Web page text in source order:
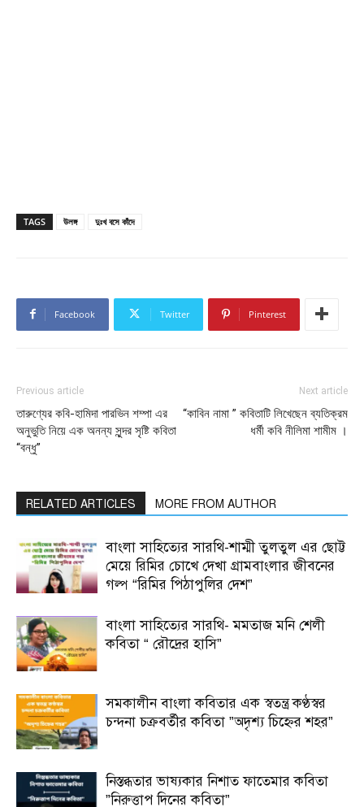
TAGS উলঙ্গ দুঃখ বসে কাঁদে
Facebook Twitter Pinterest
Previous article
তারুণ্যের কবি-হামিদা পারভিন শম্পা এর
অনুভুতি নিয়ে এক অনন্য সুন্দর সৃষ্টি কবিতা
“বন্ধু”
Next article
“কাবিন নামা ” কবিতাটি লিখেছেন ব্যতিক্রম
ধর্মী কবি নীলিমা শামীম ।
RELATED ARTICLES MORE FROM AUTHOR
বাংলা সাহিত্যের সারথি-শাম্মী তুলতুল এর ছোট্ট
মেয়ে রিমির চোখে দেখা গ্রামবাংলার জীবনের
গল্প “রিমির পিঠাপুলির দেশ”
বাংলা সাহিত্যের সারথি- মমতাজ মনি শেলী
কবিতা “ রৌদ্রের হাসি”
সমকালীন বাংলা কবিতার এক স্বতন্ত্র কণ্ঠস্বর
চন্দনা চক্রবর্তীর কবিতা ”অদৃশ্য চিহ্নের শহর”
নিস্তব্ধতার ভাষ্যকার নিশাত ফাতেমার কবিতা
”নিরুত্তাপ দিনের কবিতা”